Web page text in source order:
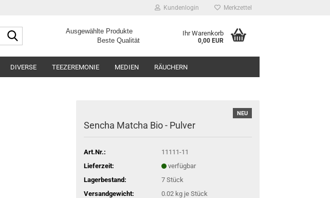
Kundenlogin Merkzettel
Ausgewählte Produkte
Beste Qualität
Ihr Warenkorb
0,00 EUR
DIVERSE TEEZEREMONIE MEDIEN RÄUCHERN
NEU
Sencha Matcha Bio - Pulver
Art.Nr.:
11111-11
Lieferzeit:
verfügbar
Lagerbestand:
7Stück
Versandgewicht:
0.02 kg je Stück